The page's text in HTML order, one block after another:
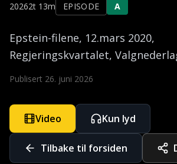
20262t 13m EPISODE A
Epstein-filene, 12.mars 2020,
Regjeringskvartalet,
Publisert 26. juni 2026
Video Kun lyd
Tilbake til forsiden